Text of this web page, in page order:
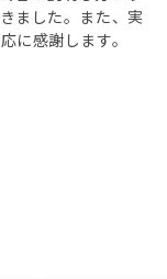
ました。また、実
に感謝します。